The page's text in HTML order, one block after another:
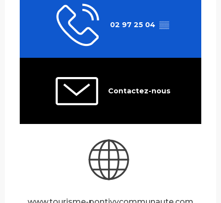
02 97 25 04 ▒▒
Contactez-nous